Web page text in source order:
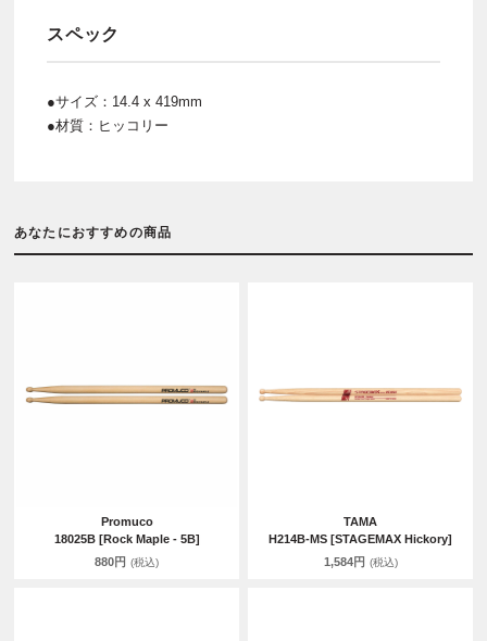
スペック
●サイズ：14.4 x 419mm
●材質：ヒッコリー
あなたにおすすめの商品
Promuco
18025B [Rock Maple - 5B]
880円 (税込)
TAMA
H214B-MS [STAGEMAX Hickory]
1,584円 (税込)